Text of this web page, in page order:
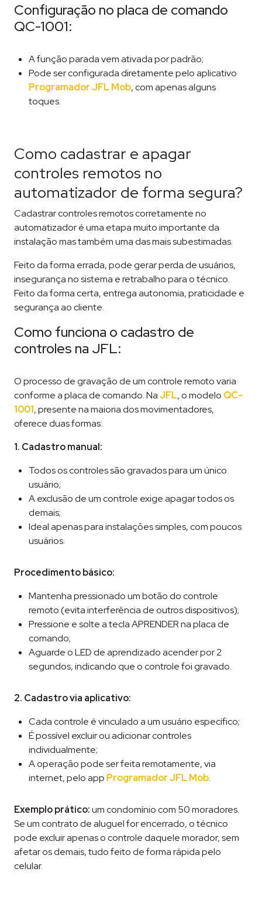
Configuração no placa de comando
QC-1001:
A função parada vem ativada por padrão;
Pode ser configurada diretamente pelo aplicativo
Programador JFL Mob, com apenas alguns
toques.
Como cadastrar e apagar
controles remotos no
automatizador de forma segura?
Cadastrar controles remotos corretamente no
automatizador é uma etapa muito importante da
instalação mas também uma das mais subestimadas.
Feito da forma errada, pode gerar perda de usuários,
insegurança no sistema e retrabalho para o técnico.
Feito da forma certa, entrega autonomia, praticidade e
segurança ao cliente.
Como funciona o cadastro de
controles na JFL:
O processo de gravação de um controle remoto varia
conforme a placa de comando. NaJFL, o modelo QC-
1001, presente na maioria dos movimentadores,
oferece duas formas:
1. Cadastro manual:
Todos os controles são gravados para um único
usuário;
A exclusão de um controle exige apagar todos os
demais;
Ideal apenas para instalações simples, com poucos
usuários.
Procedimento básico:
Mantenha pressionado um botão do controle
remoto (evita interferência de outros dispositivos);
Pressione e solte a tecla APRENDER na placa de
comando;
Aguarde o LED de aprendizado acender por 2
segundos, indicando que o controle foi gravado.
2. Cadastro via aplicativo:
Cada controle é vinculado a um usuário específico;
É possível excluir ou adicionar controles
individualmente;
A operação pode ser feita remotamente, via
internet, pelo app Programador JFL Mob.
Exemplo prático:um condomínio com 50 moradores.
Se um contrato de aluguel for encerrado, o técnico
pode excluir apenas o controle daquele morador, sem
afetar os demais, tudo feito de forma rápida pelo
celular.